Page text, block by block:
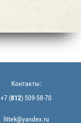
Контакты:
+7 (812) 509-58-70
littek@yandex.ru